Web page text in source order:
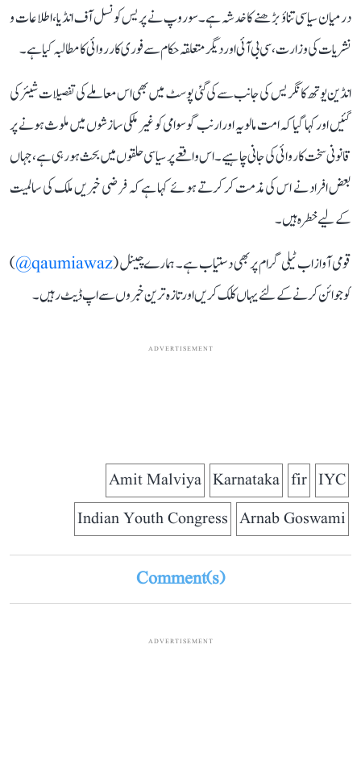
درمیان سیاسی تناؤ بڑھنے کا خدشہ ہے۔ سوروپ نے پریس کونسل آف انڈیا، اطلاعات و
نشریات کی وزارت، سی بی آئی اور دیگر متعلقہ حکام سے فوری کارروائی کا مطالبہ کیا ہے۔
انڈین یوتھ کانگریس کی جانب سے کی گئی پوسٹ میں بھی اس معاملے کی تفصیلات شیئر کی
گئیں اور کہا گیا کہ امت مالویہ اور ارنب گوسوامی کو غیر ملکی سازشوں میں ملوث ہونے پر
قانونی سخت کاروائی کی جانی چاہیے۔ اس واقعے پر سیاسی حلقوں میں بحث ہو رہی ہے، جہاں
بعض افراد نے اس کی مذمت کر کرتے ہوئے کہا ہے کہ فرضی خبریں ملک کی سالمیت
کے لیے خطرہ ہیں۔
قومی آواز اب ٹیلی گرام پر بھی دستیاب ہے۔ ہمارے چینل (qaumiawaz@
)
کو جوائن کرنے کے لئے یہاں کلک کریں اور تازہ ترین خبروں سے اپ ڈیٹ رہیں۔
ADVERTISEMENT
IYC
fir
Karnataka
Amit Malviya
Arnab Goswami
Indian Youth Congress
Comment(s)
ADVERTISEMENT